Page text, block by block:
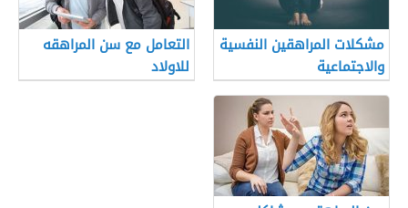
مشكلات المراهقين النفسية
والاجتماعية
التعامل مع سن المراهقه
للاولاد